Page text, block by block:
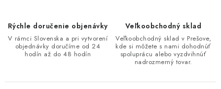
Rýchle doručenie objenávky
V rámci Slovenska a pri vytvorení
objednávky doručíme od 24
hodín až do 48 hodín
Veľkoobchodný sklad
Veľkoobchodný sklad v Prešove,
kde si môžete s nami dohodnúť
spoluprácu alebo vyzdvihnúť
nadrozmerný tovar.